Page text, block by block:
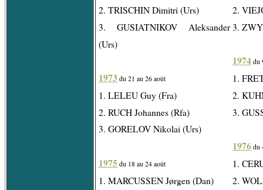
2. TRISCHIN Dimitri (Urs)
3. GUSIATNIKOV Aleksander
(Urs)
1973 du 21 au 26 août
1. LELEU Guy (Fra)
2. RUCH Johannes (Rfa)
3. GORELOV Nikolai (Urs)
1975 du 18 au 24 août
1. MARCUSSEN Jørgen (Dan)
2.
3.
1974 du
1.
2.
3.
1976 du
1.
2.